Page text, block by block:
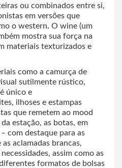
ou combinados entre si,
em versões que
o western. O wine (um
mostra sua força na
materiais texturizados e
como a camurça de
sutilmente rústico,
único e
ilhoses e estampas
que remetem ao mood
estação, as botas, em
com destaque para as
aclamadas brancas,
assim como as
formatos de bolsas